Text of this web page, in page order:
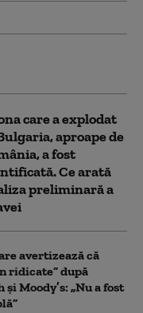
care a explodat
aproape de
a fost
Ce arată
preliminară a
avertizează că
ridicate” după
Moody’s: „Nu a fost